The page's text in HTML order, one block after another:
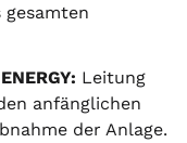
gesamten
Leitung
anfänglichen
der Anlage.